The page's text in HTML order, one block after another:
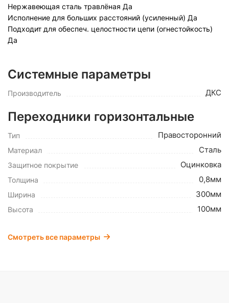
Нержавеющая сталь травлёная Да
Исполнение для больших расстояний (усиленный) Да
Подходит для обеспеч. целостности цепи (огнестойкость)
Да
Системные параметры
Производитель ДКС
Переходники горизонтальные
Тип Правосторонний
Материал Сталь
Защитное покрытие Оцинковка
Толщина 0,8мм
Ширина 300мм
Высота 100мм
Смотреть все параметры